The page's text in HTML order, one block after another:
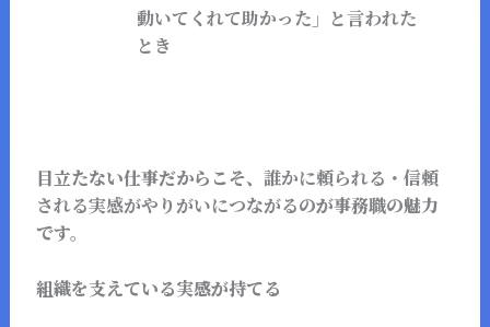
動いてくれて助かった」と言われた
とき
目立たない仕事だからこそ、 誰かに頼られる・信頼
される実感がやりがいにつながるのが事務職の魅力
です。
組織を支えている実感が持てる